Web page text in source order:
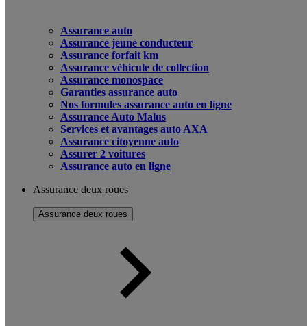
Assurance auto
Assurance jeune conducteur
Assurance forfait km
Assurance véhicule de collection
Assurance monospace
Garanties assurance auto
Nos formules assurance auto en ligne
Assurance Auto Malus
Services et avantages auto AXA
Assurance citoyenne auto
Assurer 2 voitures
Assurance auto en ligne
Assurance deux roues
Assurance deux roues